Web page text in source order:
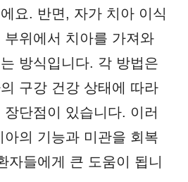
요. 반면, 자가 치아 이식
위에서 치아를 가져와
방식입니다. 각 방법은
구강 건강 상태에 따라
단점이 있습니다. 이러
의 기능과 미관을 회복
자들에게 큰 도움이 됩니